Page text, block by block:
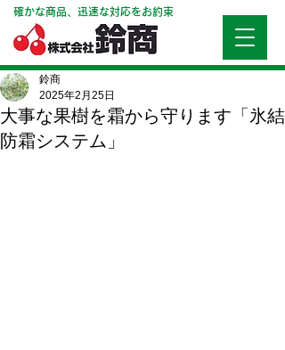
確かな商品、迅速な対応をお約束
大事な果樹を霜から守ります「氷結
防霜システム」
鈴商
2025年2月25日